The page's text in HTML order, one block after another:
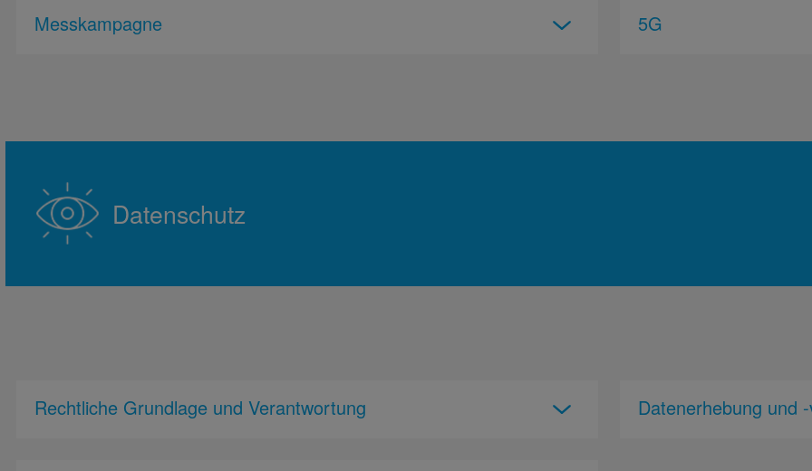
Messkampagne 5G
Datenschutz
Rechtliche Grundlage und Verantwortung Datenerhebung und